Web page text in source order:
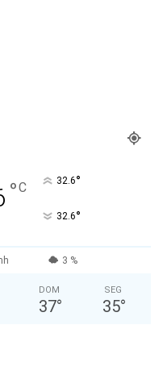
°C 32.6°
32.6°
3 %
DOM
37°
SEG
35°